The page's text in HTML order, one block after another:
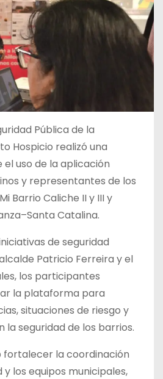
Pública de la
Hospicio realizó una
uso de la aplicación
y representantes de los
Barrio Caliche II y III y
Catalina.
de seguridad
Patricio Ferreira y el
los participantes
la plataforma para
situaciones de riesgo y
la seguridad de los barrios.
fortalecer la coordinación
los equipos municipales,